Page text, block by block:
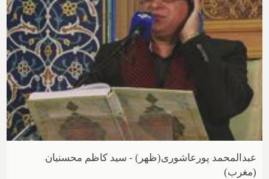
عبدالمحمد پورعاشوری(ظهر) - سید کاظم محسنیان
(مغرب)